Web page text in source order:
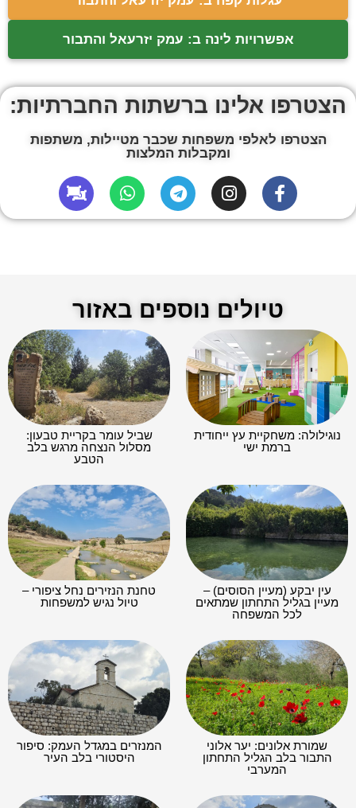
אפשרויות לינה ב: עמק יזרעאל והתבור
הצטרפו אלינו ברשתות החברתיות:
הצטרפו לאלפי משפחות שכבר מטיילות, משתפות
ומקבלות המלצות
טיולים נוספים באזור
נוגילולה: משחקיית עץ ייחודית
ברמת ישי
שביל עומר בקריית טבעון:
מסלול הנצחה מרגש בלב
הטבע
עין יבקע (מעיין הסוסים) –
מעיין בגליל התחתון שמתאים
לכל המשפחה
טחנת הנזירים נחל ציפורי –
טיול נגיש למשפחות
שמורת אלונים: יער אלוני
התבור בלב הגליל התחתון
המערבי
המנזרים במגדל העמק: סיפור
היסטורי בלב העיר